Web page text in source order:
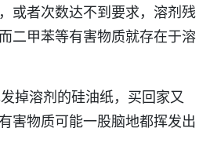
或者次数达不到要求，溶剂残
二甲苯等有害物质就存在于溶
掉溶剂的硅油纸，买回家又
害物质可能一股脑地都挥发出